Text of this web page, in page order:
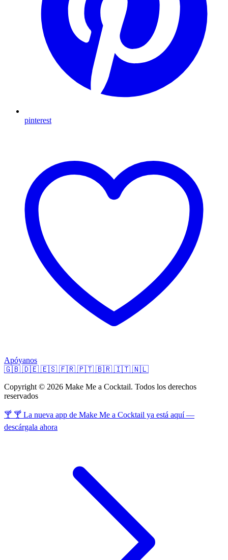
pinterest
Apóyanos
🇬🇧 🇩🇪 🇪🇸 🇫🇷 🇵🇹 🇧🇷 🇮🇹 🇳🇱
Copyright © 2026 Make Me a Cocktail. Todos los derechos
reservados
🍸 🍸 La nueva app de Make Me a Cocktail ya está aquí —
descárgala ahora